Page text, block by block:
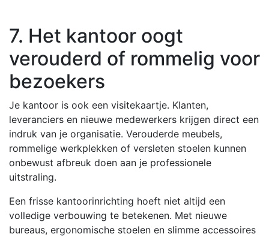
7. Het kantoor oogt
verouderd of rommelig voor
bezoekers
Je kantoor is ook een visitekaartje. Klanten,
leveranciers en nieuwe medewerkers krijgen direct een
indruk van je organisatie. Verouderde meubels,
rommelige werkplekken of versleten stoelen kunnen
onbewust afbreuk doen aan je professionele
uitstraling.
Een frisse kantoorinrichting hoeft niet altijd een
volledige verbouwing te betekenen. Met nieuwe
bureaus, ergonomische stoelen en slimme accessoires